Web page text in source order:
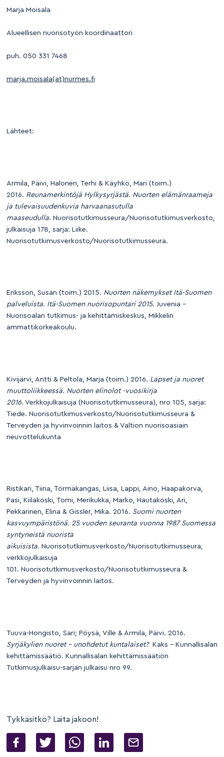
Marja Moisala
Alueellisen nuorisotyön koordinaattori
puh. 050 331 7468
marja.moisala(at)nurmes.fi
Lähteet:
Armila, Päivi, Halonen, Terhi & Käyhkö, Mari (toim.)
2016. Reunamerkintöjä Hylkysyrjästä. Nuorten elämänraameja
ja tulevaisuudenkuvia harvaanasutulla
maaseudulla. Nuorisotutkimusseura/Nuorisotutkimusverkosto,
julkaisuja 178, sarja: Liike.
Nuorisotutkimusverkosto/Nuorisotutkimusseura.
Eriksson, Susan (toim.) 2015. Nuorten näkemykset Itä-Suomen
palveluista. Itä-Suomen nuorisopuntari 2015. Juvenia –
Nuorisoalan tutkimus- ja kehittämiskeskus, Mikkelin
ammattikorkeakoulu.
Kivijärvi, Antti & Peltola, Marja (toim.) 2016. Lapset ja nuoret
muuttoliikkeessä. Nuorten elinolot -vuosikirja
2016. Verkkojulkaisuja (Nuorisotutkimusseura), nro 105, sarja:
Tiede. Nuorisotutkimusverkosto/Nuorisotutkimusseura &
Terveyden ja hyvinvoinnin laitos & Valtion nuorisoasiain
neuvottelukunta
Ristikari, Tiina, Törmäkangas, Liisa, Lappi, Aino, Haapakorva,
Pasi, Kiilakoski, Tomi, Merikukka, Marko, Hautakoski, Ari,
Pekkarinen, Elina & Gissler, Mika. 2016. Suomi nuorten
kasvuympäristönä. 25 vuoden seuranta vuonna 1987 Suomessa
syntyneistä nuorista
aikuisista. Nuorisotutkimusverkosto/Nuorisotutkimusseura,
verkkojulkaisuja
101. Nuorisotutkimusverkosto/Nuorisotutkimusseura &
Terveyden ja hyvinvoinnin laitos.
Tuuva-Hongisto, Sari; Pöysä, Ville & Armila, Päivi. 2016.
Syrjäkylien nuoret – unohdetut kuntalaiset?Kaks – Kunnallisalan
kehittämissäätiö. Kunnallisalan kehittämissäätiön
Tutkimusjulkaisu-sarjan julkaisu nro 99.
Tykkäsitkö? Laita jakoon!